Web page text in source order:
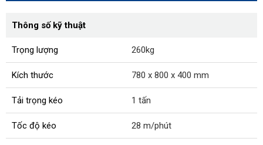
Thông số kỹ thuật
Trọng lượng 260kg
Kích thước 780 x 800 x 400 mm
Tải trọng kéo 1 tấn
Tốc độ kéo 28 m/phút